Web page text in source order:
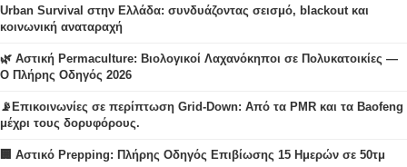
Urban Survival στην Ελλάδα: συνδυάζοντας σεισμό, blackout και
κοινωνική αναταραχή
🌿 Αστική Permaculture: Βιολογικοί Λαχανόκηποι σε Πολυκατοικίες —
Ο Πλήρης Οδηγός 2026
📡Επικοινωνίες σε περίπτωση Grid-Down: Από τα PMR και τα Baofeng
μέχρι τους δορυφόρους.
🏢 Αστικό Prepping: Πλήρης Οδηγός Επιβίωσης 15 Ημερών σε 50τμ